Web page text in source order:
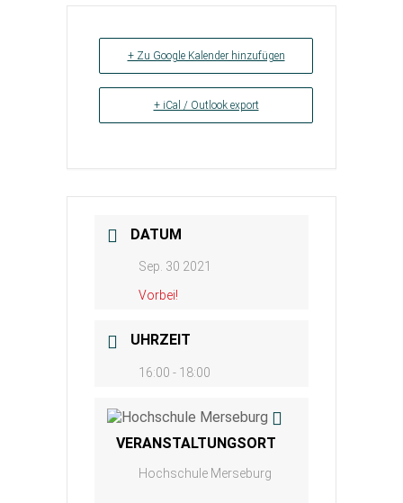
+ Zu Google Kalender hinzufügen
+ iCal / Outlook export
DATUM
Sep. 30 2021
Vorbei!
UHRZEIT
16:00 - 18:00
VERANSTALTUNGSORT
Hochschule Merseburg